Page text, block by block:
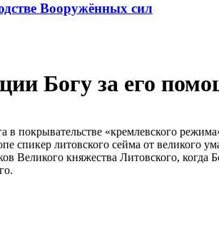
Вооружённых сил
Богу за его
в покрывательстве «кремлевского
спикер литовского сейма от
Великого княжества Литовского,